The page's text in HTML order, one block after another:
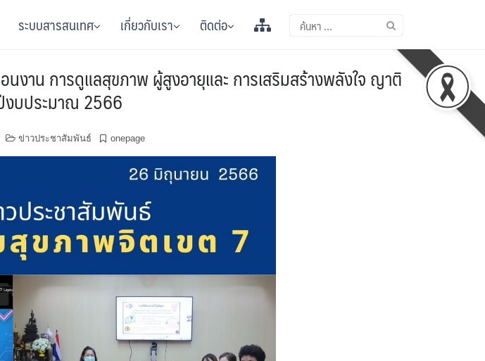
ระบบสารสนเทศ เกี่ยวกับเรา ติดต่อ
าน การดูแลสุขภาพ ผู้สูงอายุและ การเสริมสร้างพลังใจ ญาติ
บประมาณ 2566
ข่าวประชาสัมพันธ์ onepage